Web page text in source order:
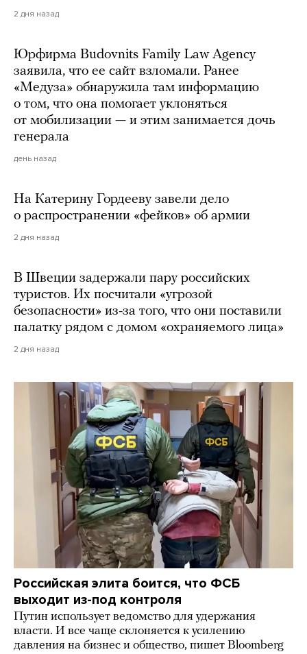
2 дня назад
Юрфирма Budovnits Family Law Agency
заявила, что ее сайт взломали. Ранее
«Медуза» обнаружила там информацию
о том, что она помогает уклоняться
от мобилизации — и этим занимается дочь
генерала
день назад
На Катерину Гордееву завели дело
о распространении «фейков» об армии
2 дня назад
В Швеции задержали пару российских
туристов. Их посчитали «угрозой
безопасности» из-за того, что они поставили
палатку рядом с домом «охраняемого лица»
2 дня назад
Российская элита боится, что ФСБ
выходит из-под контроля
Путин использует ведомство для удержания
власти. И все чаще склоняется к усилению
давления на бизнес и общество, пишет Bloomberg